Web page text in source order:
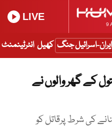
9
LIVE
ایران-اسرائیل جنگ کھیل انٹرٹینمنٹ
کے گھر والوں نے
کی شرط پرقاتل کو